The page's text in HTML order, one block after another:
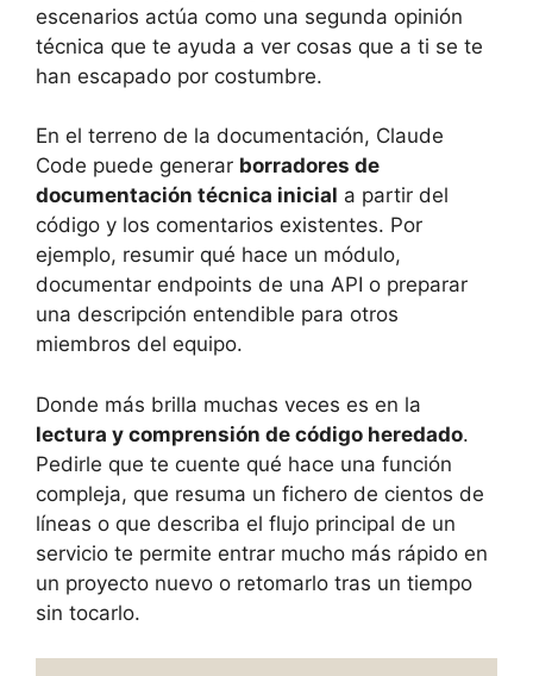
escenarios actúa como una segunda opinión
técnica que te ayuda a ver cosas que a ti se te
han escapado por costumbre.
En el terreno de la documentación, Claude
Code puede generar borradores de
documentación técnica inicial a partir del
código y los comentarios existentes. Por
ejemplo, resumir qué hace un módulo,
documentar endpoints de una API o preparar
una descripción entendible para otros
miembros del equipo.
Donde más brilla muchas veces es en la
lectura y comprensión de código heredado.
Pedirle que te cuente qué hace una función
compleja, que resuma un fichero de cientos de
líneas o que describa el flujo principal de un
servicio te permite entrar mucho más rápido en
un proyecto nuevo o retomarlo tras un tiempo
sin tocarlo.